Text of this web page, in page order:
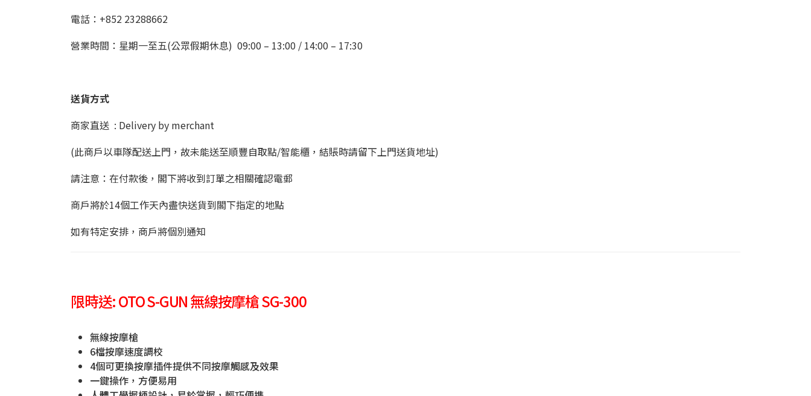
電話：+852 23288662
營業時間：星期一至五(公眾假期休息) 09:00 – 13:00 / 14:00 – 17:30
送貨方式
商家直送 : Delivery by merchant
(此商戶以車隊配送上門，故未能送至順豐自取點/智能櫃，結賬時請留下上門送貨地址)
請注意：在付款後，閣下將收到訂單之相關確認電郵
商戶將於14個工作天內盡快送貨到閣下指定的地點
如有特定安排，商戶將個別通知
限時送: OTO S-GUN 無線按摩槍 SG-300
無線按摩槍
6檔按摩速度調校
4個可更換按摩插件提供不同按摩觸感及效果
一鍵操作，方便易用